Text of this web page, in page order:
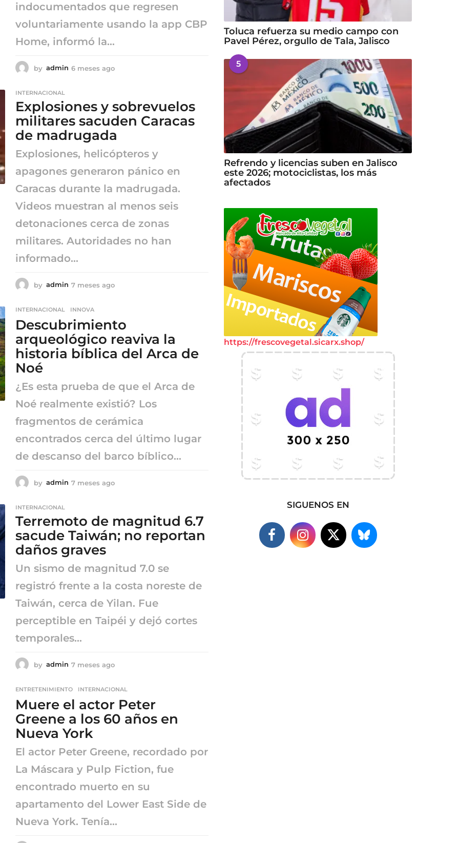
indocumentados que regresen
voluntariamente usando la app CBP
Home, informó la...
by admin 6 meses ago
e
s
a
g
INTERNACIONAL
Explosiones y sobrevuelos
militares sacuden Caracas
de madrugada
Explosiones, helicópteros y
apagones generaron pánico en
Caracas durante la madrugada.
Videos muestran al menos seis
detonaciones cerca de zonas
militares. Autoridades no han
informado...
by admin 7 meses ago
e
a
g
INTERNACIONAL ,INNOVA
Descubrimiento
arqueológico reaviva la
historia bíblica del Arca de
Noé
¿Es esta prueba de que el Arca de
Noé realmente existió? Los
fragmentos de cerámica
encontrados cerca del último lugar
de descanso del barco bíblico...
by admin 7 meses ago
e
s
a
INTERNACIONAL
Terremoto de magnitud 6.7
sacude Taiwán; no reportan
daños graves
Un sismo de magnitud 7.0 se
registró frente a la costa noreste de
Taiwán, cerca de Yilan. Fue
perceptible en Taipéi y dejó cortes
temporales...
by admin 7 meses ago
s
s
a
ENTRETENIMIENTO ,INTERNACIONAL
Muere el actor Peter
Greene a los 60 años en
Nueva York
El actor Peter Greene, recordado por
La Máscara y Pulp Fiction, fue
encontrado muerto en su
apartamento del Lower East Side de
Nueva York. Tenía...
Toluca refuerza su medio campo con
Pavel Pérez, orgullo de Tala, Jalisco
5
Refrendo y licencias suben en Jalisco
este 2026; motociclistas, los más
afectados
https://frescovegetal.sicarx.shop/
SIGUENOS EN